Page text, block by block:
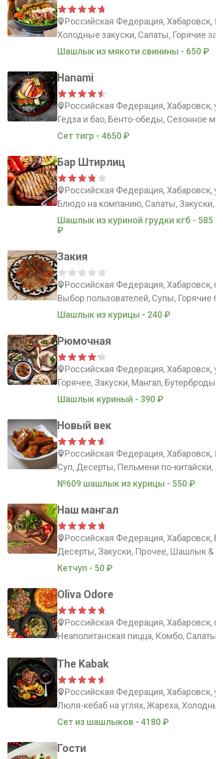
Российская Федерация, Хабаровск,
Холодные закуски, Салаты, Горячие
Шашлык из мякоти свинины - 650 ₽
Hanami
Российская Федерация, Хабаровск,
Гедза и бао, Бенто-обеды, Сезонное
Сет тигр - 4650 ₽
Бар Штирлиц
Российская Федерация, Хабаровск,
Блюдо на компанию, Салаты, Закуски,
Шашлык из куриной грудки кгб - 585
₽
Закия
Российская Федерация, Хабаровск,
Выбор пользователей, Супы, Горячие
Шашлык из курицы - 240 ₽
Рюмочная
Российская Федерация, Хабаровск,
Горячее, Закуски, Мангал, Бутерброды
Шашлык куриный - 390 ₽
Новый век
Российская Федерация, Хабаровск,
Суп, Десерты, Пельмени по-китайски,
№609 шашлык из курицы - 550 ₽
Наш мангал
Российская Федерация, Хабаровск,
Десерты, Закуски, Прочее, Шашлык &
Кетчуп - 50 ₽
Oliva Odore
Российская Федерация, Хабаровск,
Неаполитанская пицца, Комбо, Салаты,
The Kabak
Российская Федерация, Хабаровск,
Люля-кебаб на углях, Жареха,
Сет из шашлыков - 4180 ₽
Гости